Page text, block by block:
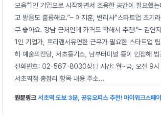
모음“1인 기업으로 시작하면서 조용한 공간이 필요했
고 방음도 훌륭해요.”– 이지훈, 변리사“스타트업 초기
무 좋아요. 강남 근처인데 가격도 착해서 추천!”– 김연
1인 기업가, 프리랜서유연한 근무가 필요한 스타트업
히 예술의전당, 서초등기소, 남부터미널 등이 인접해
전화번호: 02-567-8030상담 시간: 월~금, 오전 9시
서초역점 총정리 항목 내용 주소...
원문링크 서초역 도보 3분, 공유오피스 추천! 마이워크스페